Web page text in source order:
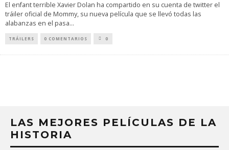
El enfant terrible Xavier Dolan ha compartido en su cuenta de twitter el
tráiler oficial de Mommy, su nueva película que se llevó todas las
alabanzas en el pasa...
TRÁILERS 0 COMENTARIOS 0
LAS MEJORES PELÍCULAS DE LA
HISTORIA